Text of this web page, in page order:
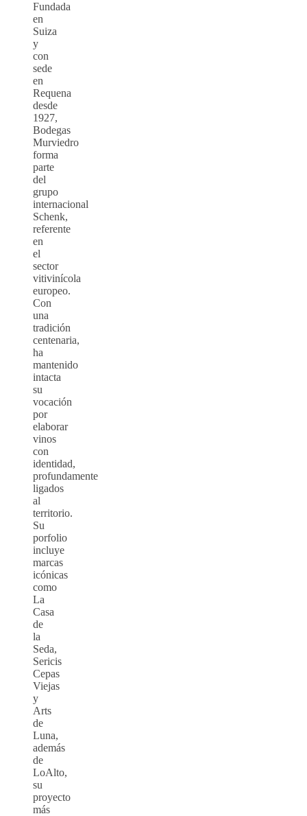
Fundada
en
Suiza
y
con
sede
en
Requena
desde
1927,
Bodegas
Murviedro
forma
parte
del
grupo
internacional
Schenk,
referente
en
el
sector
vitivinícola
europeo.
Con
una
tradición
centenaria,
ha
mantenido
intacta
su
vocación
por
elaborar
vinos
con
identidad,
profundamente
ligados
al
territorio.
Su
porfolio
incluye
marcas
icónicas
como
La
Casa
de
la
Seda,
Sericis
Cepas
Viejas
y
Arts
de
Luna,
además
de
LoAlto,
su
proyecto
más